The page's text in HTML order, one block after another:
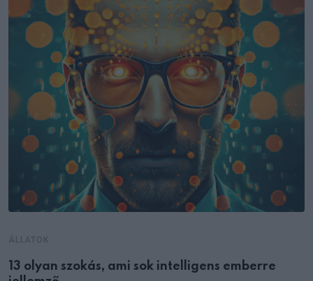
13 olyan szokás, ami sok intelligens emberre